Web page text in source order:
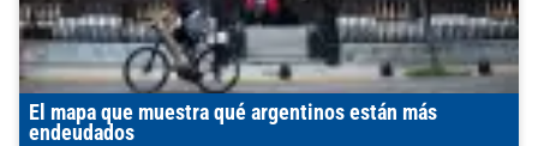
El mapa que muestra qué argentinos están más
endeudados